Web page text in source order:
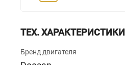
ТЕХ. ХАРАКТЕРИСТИКИ
Бренд двигателя